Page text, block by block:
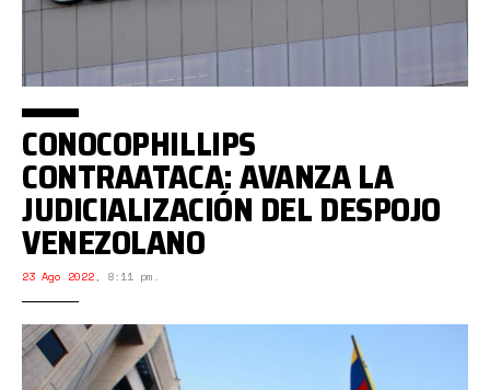
CONOCOPHILLIPS
CONTRAATACA: AVANZA LA
JUDICIALIZACIÓN DEL DESPOJO
VENEZOLANO
23 Ago 2022, 8:11 pm.